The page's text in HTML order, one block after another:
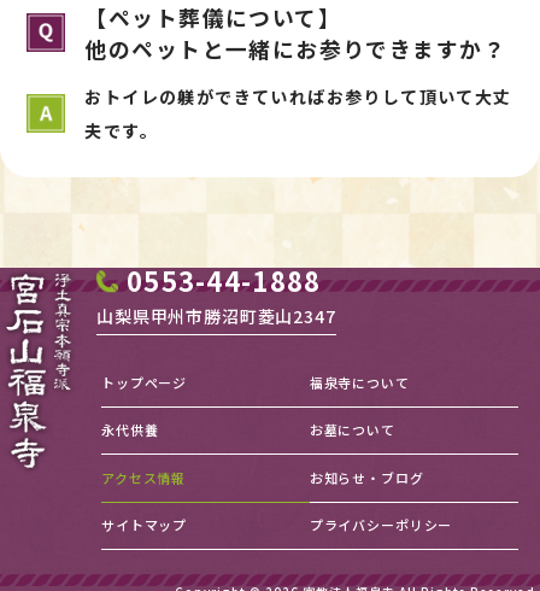
【ペット葬儀について】
他のペットと一緒にお参りできますか？
おトイレの躾ができていればお参りして頂いて大丈
夫です。
0553-44-1888
山梨県甲州市勝沼町菱山2347
トップページ 福泉寺について
永代供養 お墓について
アクセス情報 お知らせ・ブログ
サイトマップ プライバシーポリシー